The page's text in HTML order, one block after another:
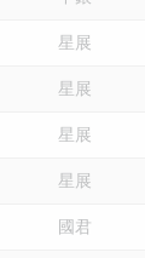
星展
星展
星展
星展
國君